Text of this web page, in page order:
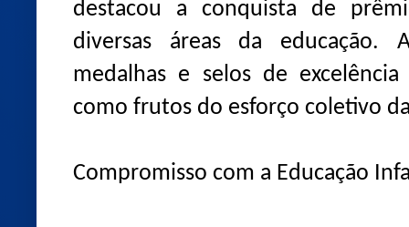
destacou a conquista de
diversas áreas da educação.
medalhas e selos de
como frutos do esforço coletivo
Compromisso com a Educação